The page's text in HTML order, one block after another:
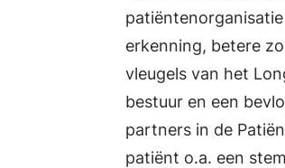
erkenning, betere
vleugels van het
bestuur en een
partners in de
patiënt o.a. een